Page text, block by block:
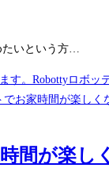
たいという方…
。Robottyロボッ
間が楽し